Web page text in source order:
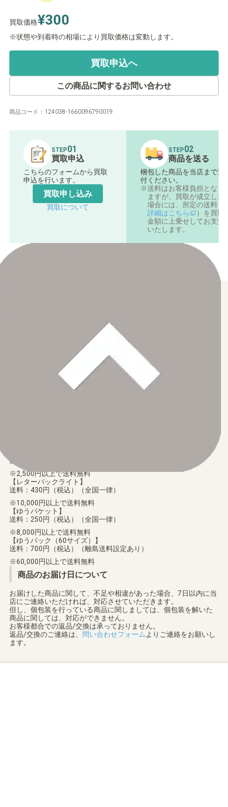
買取価格¥300
状態や到着時の相場により買取価格は変動します。
買取申込へ
この商品に関するお問い合わせ
商品コード： 124038-1660096790019
STEP01
買取申込
こちらのフォームから買取
申込を行います。
買取申し込み
買取について
STEP02
商品を送る
梱包した商品を当店まで送
付ください。
送料はお客様負担となり
ますが、買取が成立した
場合には、所定の送料（
詳細はこちら
）を買取
金額に上乗せしてお支払
いたします。
各種ブランドのカードをご利用いただけます。
【Paidy（後払い/コンビニ払い）】
お支払後の在庫確保となりますため、お早めにお支払をお願いし
なお、お支払口座は、注文確認メールに記載しております。
振込手数料はお客様負担となります。
送料：100円（税込）（全国一律）
2,500円以上で送料無料
【レターパックライト】
送料：430円（税込）（全国一律）
10,000円以上で送料無料
【ゆうパケット】
送料：250円（税込）（全国一律）
8,000円以上で送料無料
【ゆうパック（60サイズ）】
送料：700円（税込）（離島送料設定あり）
60,000円以上で送料無料
商品のお届け日について
お届けした商品に関して、不足や相違があった場合、7日以内に当
店にご連絡いただければ、対応させていただきます。
但し、個包装を行っている商品に関しましては、個包装を解いた
商品に関しては、対応ができません。
お客様都合での返品/交換は承っておりません。
返品/交換のご連絡は、 問い合わせフォームよりご連絡をお願いし
ます。